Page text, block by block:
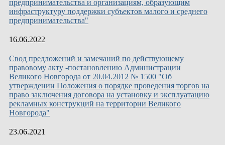
предпринимательства и организациям, образующим
инфраструктуру поддержки субъектов малого и среднего
предпринимательства"
16.06.2022
Свод предложений и замечаний по действующему
правовому акту -постановлению Администрации
Великого Новгорода от 20.04.2012 № 1500 "Об
утверждении Положения о порядке проведения торгов на
право заключения договора на установку и эксплуатацию
рекламных конструкций на территории Великого
Новгорода"
23.06.2021